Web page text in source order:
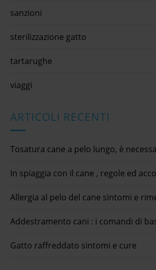
sanzioni
sterilizzazione gatto
tartarughe
viaggi
ARTICOLI RECENTI
Tosatura cane a pelo lungo, è
In spiaggia con il cane , regole ed
Allergia al pelo del cane sintomi e
Addestramento cani : i comandi di
Gatto raffreddato sintomi e cure